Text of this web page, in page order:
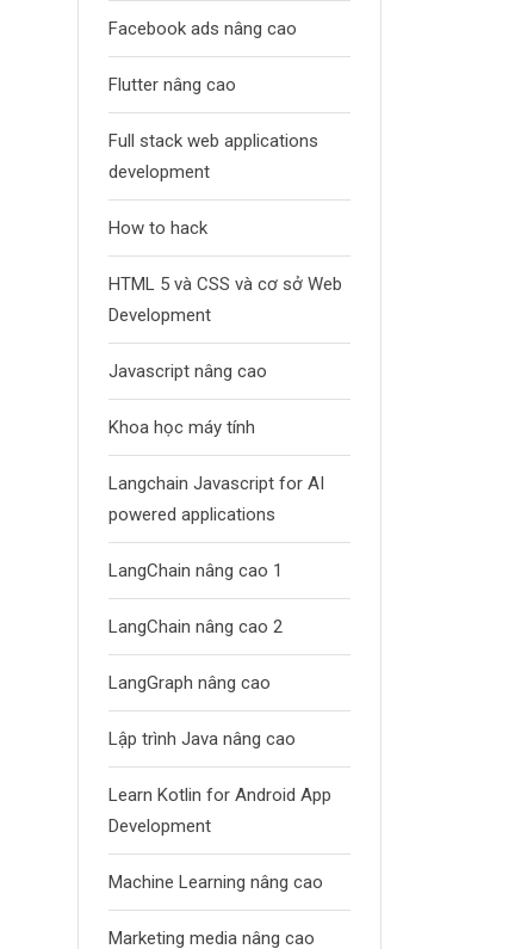
Facebook ads nâng cao
Flutter nâng cao
Full stack web applications
development
How to hack
HTML 5 và CSS và cơ sở Web
Development
Javascript nâng cao
Khoa học máy tính
Langchain Javascript for AI
powered applications
LangChain nâng cao 1
LangChain nâng cao 2
LangGraph nâng cao
Lập trình Java nâng cao
Learn Kotlin for Android App
Development
Machine Learning nâng cao
Marketing media nâng cao